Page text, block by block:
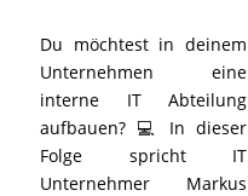
Du möchtest in deinem
Unternehmen eine
interne IT Abteilung
aufbauen? 💻 In dieser
Folge spricht IT
Unternehmer Markus